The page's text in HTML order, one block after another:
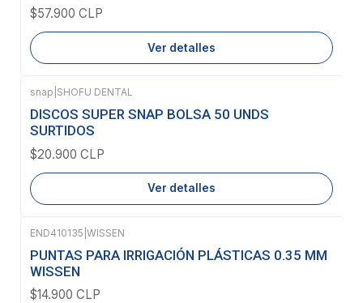
$57.900 CLP
Ver detalles
Agotado
snap SHOFU DENTAL
DISCOS SUPER SNAP BOLSA 50 UNDS
SURTIDOS
$20.900 CLP
Ver detalles
Agotado
END410135 WISSEN
PUNTAS PARA IRRIGACIÓN PLÁSTICAS 0.35 MM
WISSEN
$14.900 CLP